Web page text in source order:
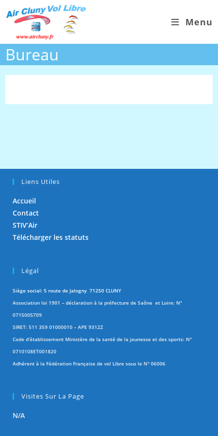
Menu
Bureau
Liens Utiles
Accueil
Contact
STIV’Air
Télécharger les statuts
Légal
Siège social: 5 route de Jalogny 71250 CLUNY
Association loi 1901 – déclaration à la préfecture de Saône et Loire: N°
0715005709
SIRET: 511 359 01000010 – APE 9312Z
Code d’établissement Ministère de la santé de la jeunesse et des sports: N°
0710108ET001820
Adhérent à la Fédération Française de vol Libre sous le N° 06006
Visites Sur La Page
N/A